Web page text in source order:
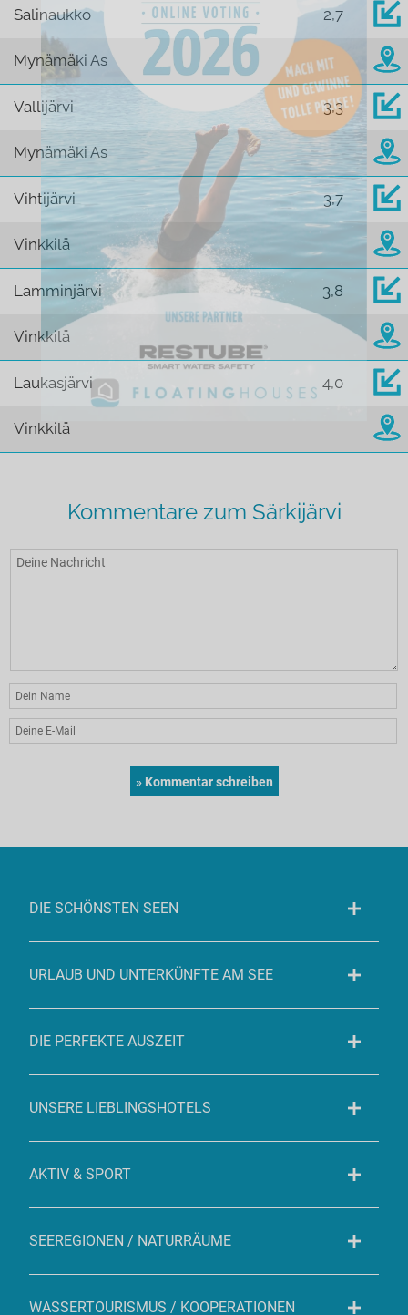
Salinaukko 2,7
Mynämäki As
Vallijärvi 3,3
Mynämäki As
Vihtijärvi 3,7
Vinkkilä
Lamminjärvi 3,8
Vinkkilä
Laukasjärvi 4,0
Vinkkilä
Kommentare zum Särkijärvi
DIE SCHÖNSTEN SEEN
URLAUB UND UNTERKÜNFTE AM SEE
DIE PERFEKTE AUSZEIT
UNSERE LIEBLINGSHOTELS
AKTIV & SPORT
SEEREGIONEN / NATURRÄUME
WASSERTOURISMUS / KOOPERATIONEN